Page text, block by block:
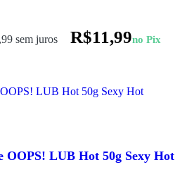
sem juros R$11,99no Pix
OOPS! LUB Hot 50g Sexy Hot